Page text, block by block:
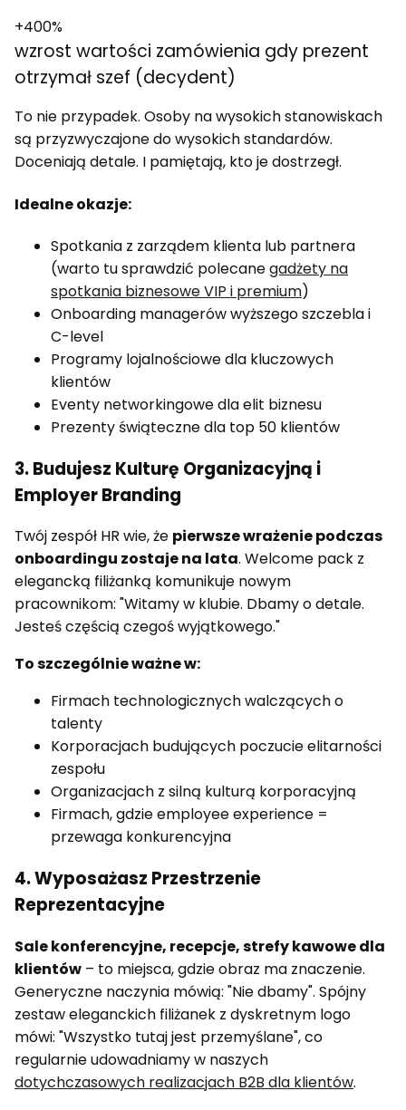
+400%
wzrost wartości zamówienia gdy prezent
otrzymał szef (decydent)
To nie przypadek. Osoby na wysokich stanowiskach
są przyzwyczajone do wysokich standardów.
Doceniają detale. I pamiętają, kto je dostrzegł.
Idealne okazje:
Spotkania z zarządem klienta lub partnera
(warto tu sprawdzić polecanegadżety na
spotkania biznesowe VIP i premium)
Onboarding managerów wyższego szczebla i
C-level
Programy lojalnościowe dla kluczowych
klientów
Eventy networkingowe dla elit biznesu
Prezenty świąteczne dla top 50 klientów
3. Budujesz Kulturę Organizacyjną i
Employer Branding
Twój zespół HR wie, że pierwsze wrażenie podczas
onboardingu zostaje na lata. Welcome pack z
elegancką filiżanką komunikuje nowym
pracownikom: "Witamy w klubie. Dbamy o detale.
Jesteś częścią czegoś wyjątkowego."
To szczególnie ważne w:
Firmach technologicznych walczących o
talenty
Korporacjach budujących poczucie elitarności
zespołu
Organizacjach z silną kulturą korporacyjną
Firmach, gdzie employee experience =
przewaga konkurencyjna
4. Wyposażasz Przestrzenie
Reprezentacyjne
Sale konferencyjne, recepcje, strefy kawowe dla
klientów – to miejsca, gdzie obraz ma znaczenie.
Generyczne naczynia mówią: "Nie dbamy". Spójny
zestaw eleganckich filiżanek z dyskretnym logo
mówi: "Wszystko tutaj jest przemyślane", co
regularnie udowadniamy w naszych
dotychczasowych realizacjach B2B dla klientów.